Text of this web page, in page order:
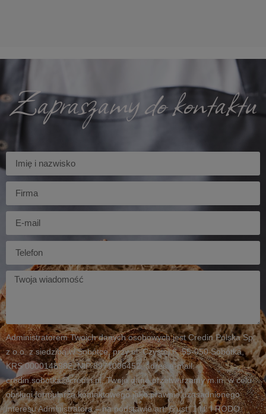
Zapraszamy do kontaktu
Imię
Firma
Telefon
Twoja
wiadomość
Administratorem Twoich danych osobowych jest Credin Polska Sp.
z o.o. z siedzibą w Sobótce, przy ul. Czystej 6, 55-050 Sobótka,
KRS 0000148982, NIP 8971006452, adres e-mail:
credin.sobotka@credin.pl. Twoje dane przetwarzamy m.in. w celu
obsługi formularza kontaktowego jako prawnie uzasadnionego
interesu Administratora – na podstawie art. 6 ust. 1 lit. f RODO.